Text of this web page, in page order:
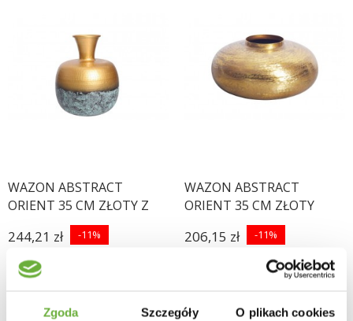
Zgoda Szczegóły O plikach cookies
WAZON ABSTRACT
ORIENT 35 CM ZŁOTY Z
244,21 zł -11%
WAZON ABSTRACT
ORIENT 35 CM ZŁOTY
206,15 zł -11%